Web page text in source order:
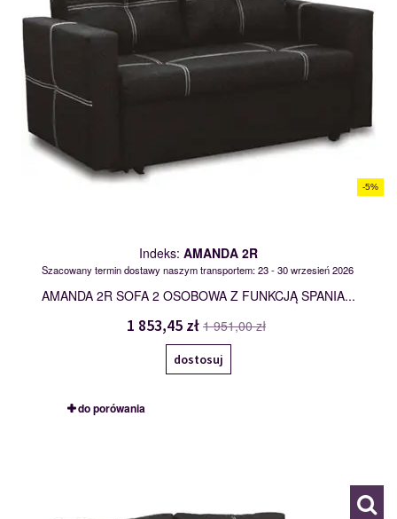
Indeks: AMANDA 2R
-5%
Szacowany termin dostawy naszym transportem: 23 - 30 wrzesień 2026
AMANDA 2R SOFA 2 OSOBOWA Z FUNKCJĄ SPANIA...
1 853,45 zł 1 951,00 zł
dostosuj
do porówania